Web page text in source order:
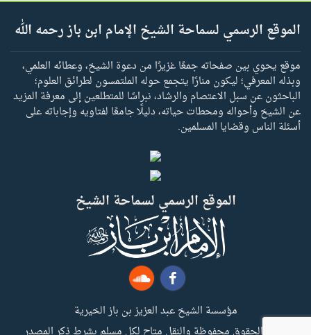
الموقع الرسمي لسماحة الشيخ الإمام ابن باز رحمه الله
موقع يحوي بين صفحاته جمعًا غزيرًا من دعوة الشيخ، وعطائه العلمي،
وبذله المعرفي؛ ليكون منارًا يتجمع حوله الملتمسون لطرائق العلوم؛
الباحثون عن سبل الاعتصام والرشاد، نبراسًا للمتطلعين إلى معرفة المزيد
عن الشيخ وأحواله ومحطات حياته، دليلًا جامعًا لفتاويه وإجاباته على
أسئلة الناس وقضايا المسلمين.
الموقع الرسمي لسماحة الشيخ
مؤسسة الشيخ عبد العزيز بن باز الخيرية